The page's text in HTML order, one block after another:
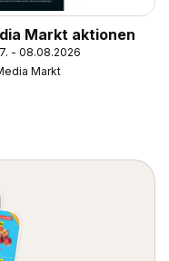
Markt aktionen
- 08.08.2026
Markt